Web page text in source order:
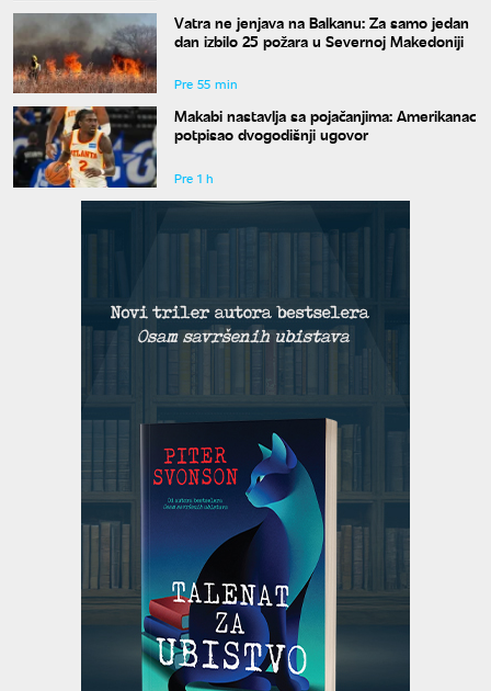
Vatra ne jenjava na Balkanu: Za samo jedan
dan izbilo 25 požara u Severnoj Makedoniji
Pre 55 min
Makabi nastavlja sa pojačanjima: Amerikanac
potpisao dvogodišnji ugovor
Pre 1 h